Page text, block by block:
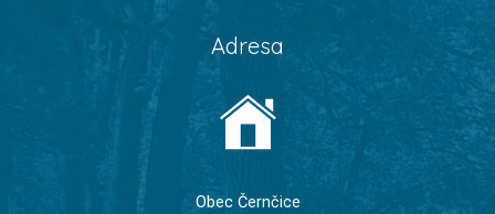
Adresa
Obec Černčice